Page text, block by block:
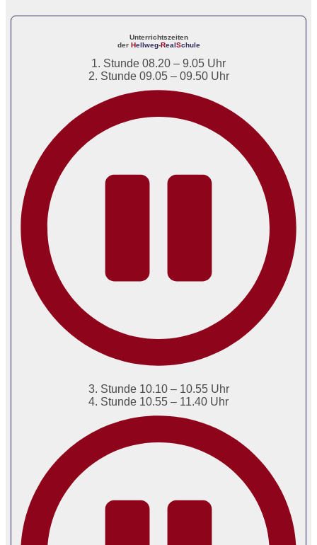
Unterrichtszeiten
der Hellweg-RealSchule
1. Stunde 08.20 – 9.05 Uhr
2. Stunde 09.05 – 09.50 Uhr
3. Stunde 10.10 – 10.55 Uhr
4. Stunde 10.55 – 11.40 Uhr